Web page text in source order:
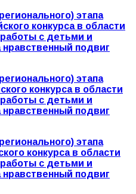
этапа
конкурса в области
работы с детьми и
подвиг
этапа
конкурса в области
работы с детьми и
подвиг
этапа
конкурса в области
работы с детьми и
подвиг